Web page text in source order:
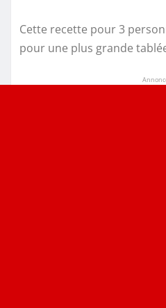
Cette recette pour 3
pour une plus grande